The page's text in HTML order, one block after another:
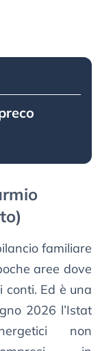
familiare
aree dove
Ed è una
2026 l’Istat
non